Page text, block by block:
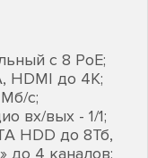
c 8 PoE;
HDMI до 4К;
с;
вх/вых - 1/1;
HDD до 8Тб,
до 4 каналов;